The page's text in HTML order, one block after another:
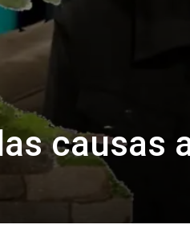
causas